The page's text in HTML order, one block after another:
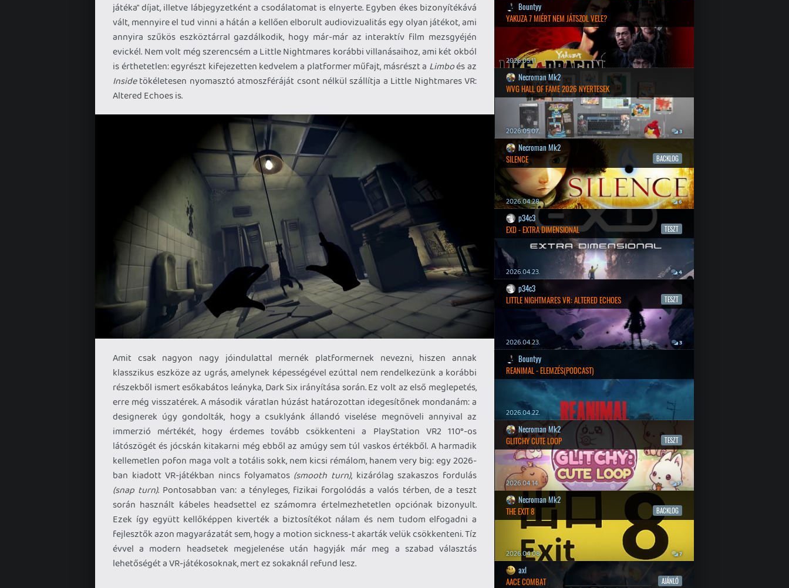
játéka" díjat, illetve lábjegyzetként a csodálatomat is elnyerte. Egyben ékes bizonyítékává
vált, mennyire el tud vinni a hátán a kellően elborult audiovizualitás egy olyan játékot, ami
annyira szűkös eszköztárral gazdálkodik, hogy már-már az interaktív film mezsgyéjén
evickél. Nem volt még szerencsém a Little Nightmares korábbi villanásaihoz, ami két okból
is érthetetlen: egyrészt kifejezetten kedvelem a platformer műfajt, másrészt a Limboés az
Insidetökéletesen nyomasztó atmoszféráját csont nélkül szállítja a Little Nightmares VR:
Altered Echoes is.
Amit csak nagyon nagy jóindulattal mernék platformernek nevezni, hiszen annak
klasszikus eszköze az ugrás, amelynek képességével ezúttal nem rendelkezünk a korábbi
részekből ismert esőkabátos leányka, Dark Six irányítása során. Ez volt az első meglepetés,
erre még visszatérek. A második váratlan húzást határozottan idegesítőnek mondanám: a
designerek úgy gondolták, hogy a csuklyánk állandó viselése megnöveli annyival az
immerzió mértékét, hogy érdemes tovább csökkenteni a PlayStation VR2 110°-os
látószögét és jócskán kitakarni még ebből az amúgy sem túl vaskos értékből. A harmadik
kellemetlen pofon maga volt a totális sokk, nem kicsi rémálom, hanem very big: egy 2026-
ban kiadott VR-játékban nincs folyamatos (smooth turn), kizárólag szakaszos fordulás
(snap turn). Pontosabban van: a tényleges, fizikai forgolódás a valós térben, de a teszt
során használt kábeles headsettel ez számomra értelmezhetetlen opciónak bizonyult.
Ezek így együtt kellőképpen kiverték a biztosítékot nálam és nem tudom elfogadni a
fejlesztők azon magyarázatát sem, hogy a motion sickness-t akarták velük csökkenteni. Tíz
évvel a modern headsetek megjelenése után hagyják már meg a szabad választás
lehetőségét a VR-játékosoknak, mert ez sokaknál refund lesz.
Bountyy
YAKUZA 7 MIÉRT NEM JÁTSZOL VELE?
2026.05.11.
Necroman Mk2
WVG HALL OF FAME 2026 NYERTESEK
2026.05.07. 3
Necroman Mk2
SILENCE
BACKLOG
2026.04.28. 6
p34c3
EXD - EXTRA DIMENSIONAL
TESZT
2026.04.23. 4
p34c3
LITTLE NIGHTMARES VR: ALTERED ECHOES
TESZT
2026.04.23. 3
Bountyy
REANIMAL - ELEMZÉS(PODCAST)
2026.04.22.
Necroman Mk2
GLITCHY CUTE LOOP
TESZT
2026.04.14. 11
Necroman Mk2
THE EXIT 8
BACKLOG
2026.04.08. 7
axl
AACE COMBAT
AJÁNLÓ